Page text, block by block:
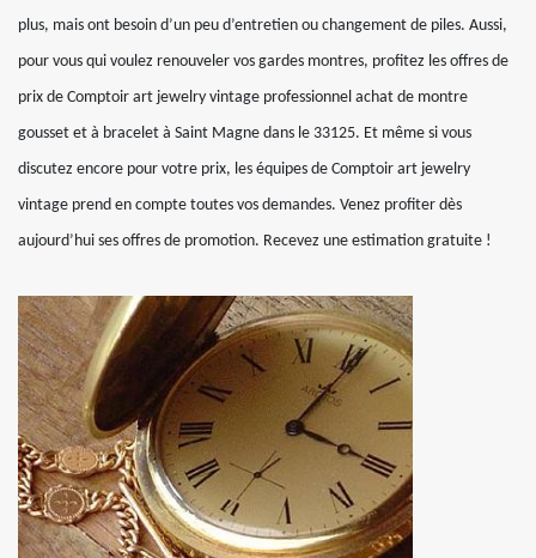
plus, mais ont besoin d’un peu d’entretien ou changement de piles. Aussi,
pour vous qui voulez renouveler vos gardes montres, profitez les offres de
prix de Comptoir art jewelry vintage professionnel achat de montre
gousset et à bracelet à Saint Magne dans le 33125. Et même si vous
discutez encore pour votre prix, les équipes de Comptoir art jewelry
vintage prend en compte toutes vos demandes. Venez profiter dès
aujourd’hui ses offres de promotion. Recevez une estimation gratuite !